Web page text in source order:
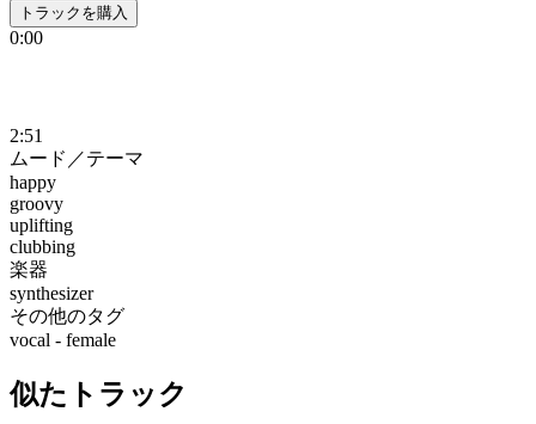
トラックを購入
0:00
2:51
ムード／テーマ
happy
groovy
uplifting
clubbing
楽器
synthesizer
その他のタグ
vocal - female
似たトラック